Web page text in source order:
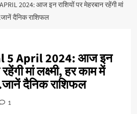
2024: आज इन राशियों पर मेहरबान रहेंगी मां
दैनिक राशिफल
5 April 2024: आज इन
मां लक्ष्मी, हर काम में
दैनिक राशिफल
1